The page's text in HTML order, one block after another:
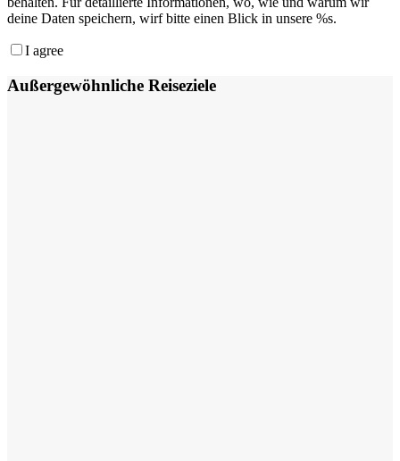
deine Daten speichern, wirf bitte einen Blick in unsere %s.
I agree
Außergewöhnliche Reiseziele